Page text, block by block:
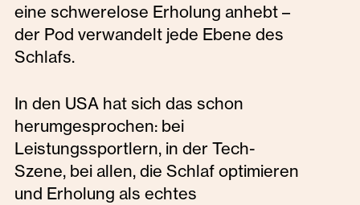
eine schwerelose Erholung anhebt –
der Pod verwandelt jede Ebene des
Schlafs.
In den USA hat sich das schon
herumgesprochen: bei
Leistungssportlern, in der Tech-
Szene, bei allen, die Schlaf optimieren
und Erholung als echtes